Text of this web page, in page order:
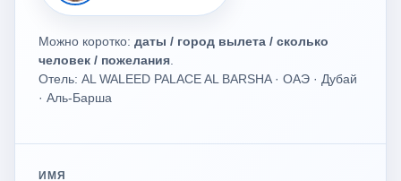
Можно коротко: даты / город вылета / сколько
человек / пожелания.
Отель: AL WALEED PALACE AL BARSHA · ОАЭ · Дубай
· Аль-Барша
ИМЯ